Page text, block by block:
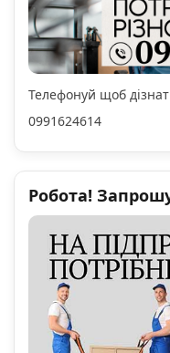
Телефонуй щоб
0991624614
Робота!